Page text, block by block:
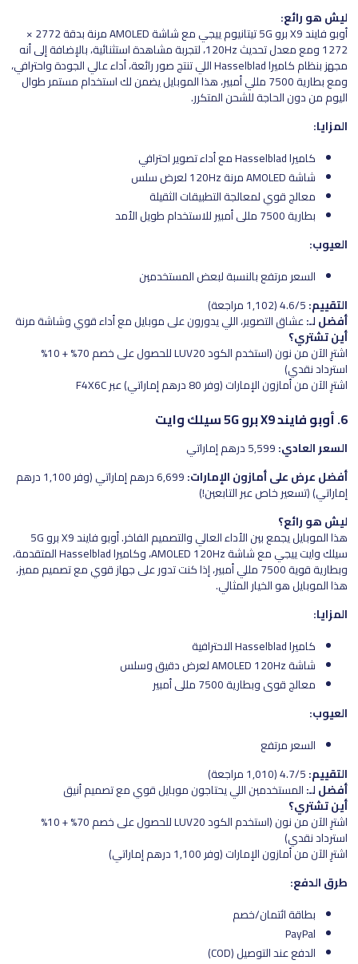
ليش هو رائع:
أوبو فايند X9 برو 5G تيتانيوم ييجي مع شاشة AMOLED مرنة بدقة 2772 ×
1272 ومع معدل تحديث 120Hz، لتجربة مشاهدة استثنائية، بالإضافة إلى أنه
مجهز بنظام كاميرا Hasselblad اللي تنتج صور رائعة، أداء عالي الجودة واحترافي،
ومع بطارية 7500 مللي أمبير، هذا الموبايل يضمن لك استخدام مستمر طوال
اليوم من دون الحاجة للشحن المتكرر.
المزايا:
كاميرا Hasselblad مع أداء تصوير احترافي
شاشة AMOLED مرنة 120Hz لعرض سلس
معالج قوي لمعالجة التطبيقات الثقيلة
بطارية 7500 مللي أمبير للاستخدام طويل الأمد
العيوب:
السعر مرتفع بالنسبة لبعض المستخدمين
التقييم:
أفضل لـ:عشاق التصوير، اللي يدورون على موبايل مع أداء قوي وشاشة مرنة
أين تشتري؟
اشترِ الآن من نون (استخدم الكود LUV20 للحصول على خصم 70% + 10%
استرداد نقدي)
اشترِ الآن من أمازون الإمارات (وفر 80 درهم إماراتي) عبر F4X6C
6. أوبو فايند X9 برو 5G سيلك وايت
السعر العادي:
أفضل عرض على أمازون الإمارات:
6,699 درهم إماراتي (وفر 1,100 درهم
إماراتي) (تسعير خاص عبر التابعين!)
ليش هو رائع؟
هذا الموبايل يجمع بين الأداء العالي والتصميم الفاخر. أوبو فايند X9 برو 5G
سيلك وايت ييجي مع شاشة AMOLED 120Hz، وكاميرا Hasselblad المتقدمة،
وبطارية قوية 7500 مللي أمبير، إذا كنت تدور على جهاز قوي مع تصميم مميز،
هذا الموبايل هو الخيار المثالي.
المزايا:
كاميرا Hasselblad الاحترافية
شاشة AMOLED 120Hz لعرض دقيق وسلس
معالج قوي وبطارية 7500 مللي أمبير
العيوب:
السعر مرتفع
التقييم:
أفضل لـ:المستخدمين اللي يحتاجون موبايل قوي مع تصميم أنيق
أين تشتري؟
اشترِ الآن من نون (استخدم الكود LUV20 للحصول على خصم 70% + 10%
استرداد نقدي)
اشترِ الآن من أمازون الإمارات (وفر 1,100 درهم إماراتي)
طرق الدفع:
بطاقة ائتمان/خصم
PayPal
الدفع عند التوصيل (COD)